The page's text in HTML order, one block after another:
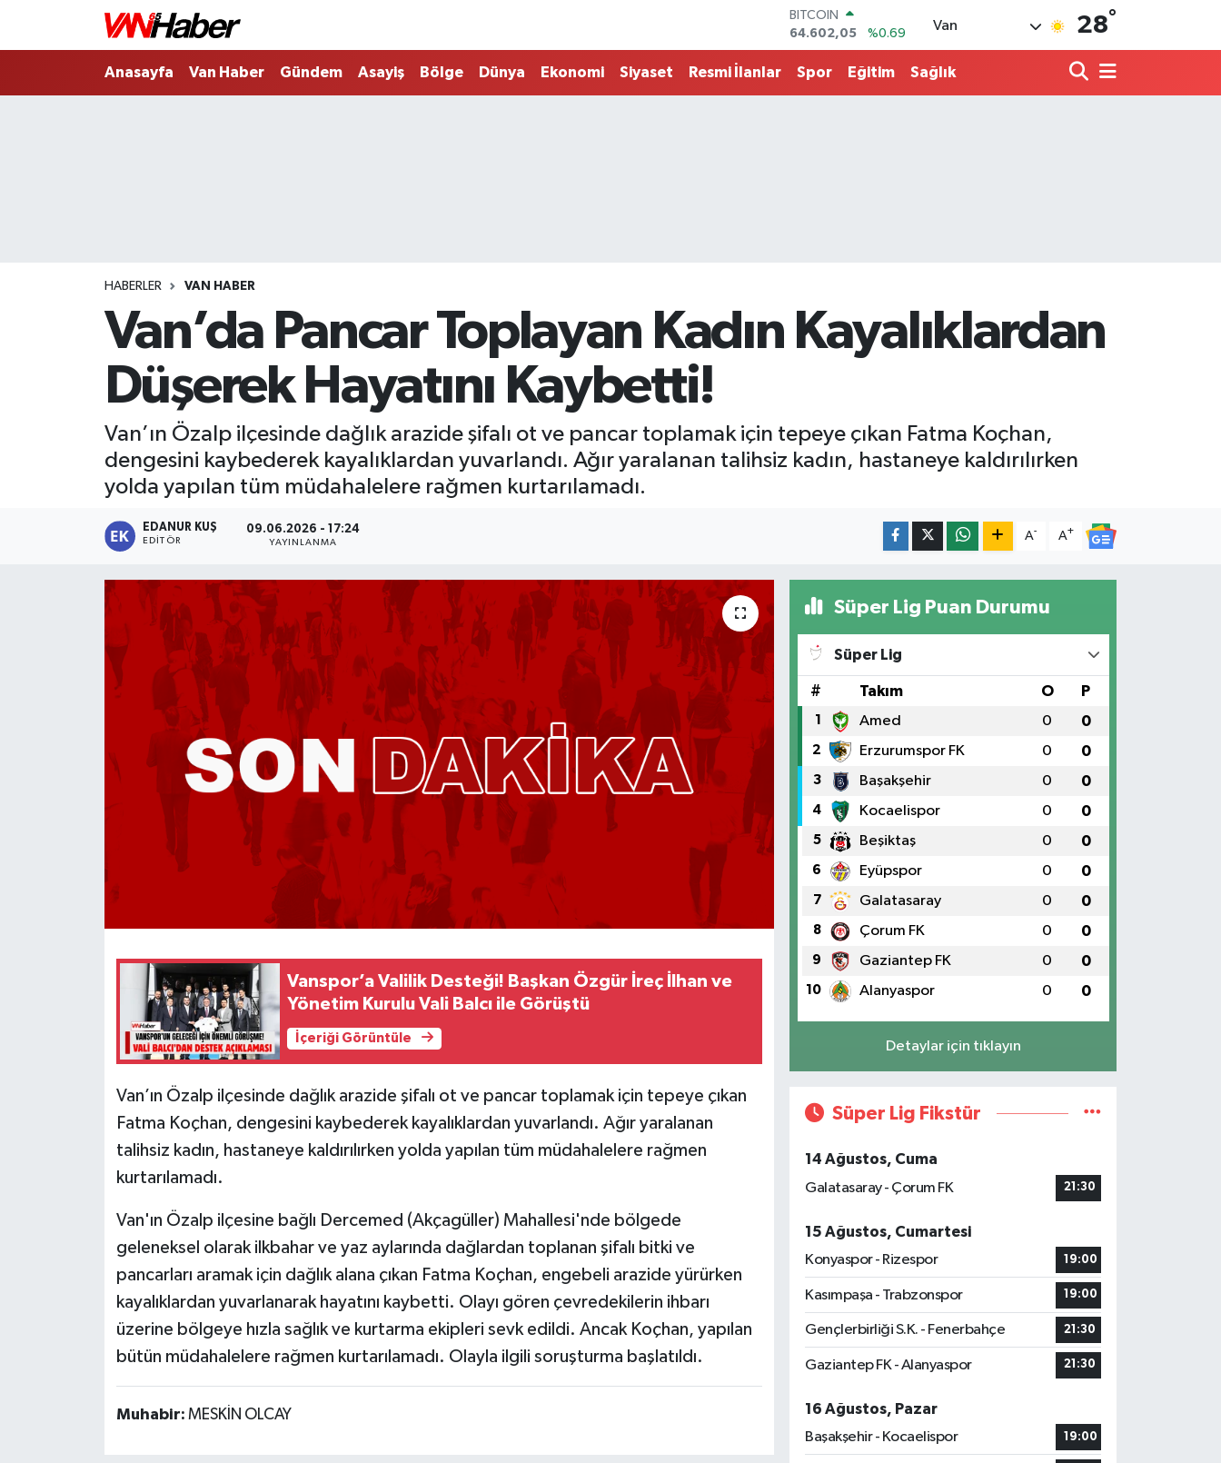
BITCOIN
64.602,05
%0.69
47,5986
%0.06
EURO
Van 28°
Anasayfa Van Haber Gündem Asayiş Bölge Dünya Ekonomi Siyaset Resmi İlanlar Spor Eğitim Sağlık
HABERLER VAN HABER
Van’da Pancar Toplayan Kadın Kayalıklardan
Düşerek Hayatını Kaybetti!
Van’ın Özalp ilçesinde dağlık arazide şifalı ot ve pancar toplamak için tepeye çıkan Fatma Koçhan,
dengesini kaybederek kayalıklardan yuvarlandı. Ağır yaralanan talihsiz kadın, hastaneye kaldırılırken
yolda yapılan tüm müdahalelere rağmen kurtarılamadı.
EDANUR KUŞ
EDITÖR
09.06.2026 - 17:24
YAYINLANMA
A- A+
Vanspor’a Valilik Desteği! Başkan Özgür İreç İlhan ve
Yönetim Kurulu Vali Balcı ile Görüştü
İçeriği Görüntüle
Van’ın Özalp ilçesinde dağlık arazide şifalı ot ve pancar toplamak için tepeye çıkan
Fatma Koçhan, dengesini kaybederek kayalıklardan yuvarlandı. Ağır yaralanan
talihsiz kadın, hastaneye kaldırılırken yolda yapılan tüm müdahalelere rağmen
kurtarılamadı.
Van'ın Özalp ilçesine bağlı Dercemed (Akçagüller) Mahallesi'nde bölgede
geleneksel olarak ilkbahar ve yaz aylarında dağlardan toplanan şifalı bitki ve
pancarları aramak için dağlık alana çıkan Fatma Koçhan, engebeli arazide yürürken
kayalıklardan yuvarlanarak hayatını kaybetti. Olayı gören çevredekilerin ihbarı
üzerine bölgeye hızla sağlık ve kurtarma ekipleri sevk edildi. Ancak Koçhan, yapılan
bütün müdahalelere rağmen kurtarılamadı. Olayla ilgili soruşturma başlatıldı.
Muhabir: MESKİN OLCAY
Süper Lig Puan Durumu
Süper Lig
# Takım O P
1 Amed 0 0
2 Erzurumspor FK 0 0
3 Başakşehir 0 0
4 Kocaelispor 0 0
5 Beşiktaş 0 0
6 Eyüpspor 0 0
7 Galatasaray 0 0
8 Çorum FK 0 0
9 Gaziantep FK 0 0
10 Alanyaspor 0 0
Detaylar için tıklayın
Süper Lig Fikstür
14 Ağustos, Cuma
Galatasaray - Çorum FK
21:30
15 Ağustos, Cumartesi
Konyaspor - Rizespor
19:00
Kasımpaşa - Trabzonspor 19:00
Gençlerbirliği S.K. - Fenerbahçe 21:30
Gaziantep FK - Alanyaspor 21:30
16 Ağustos, Pazar
Başakşehir - Kocaelispor
19:00
Nöbetçi Eczaneler
Haber Arşivi